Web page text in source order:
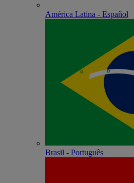
América Latina - Español
Brasil - Português